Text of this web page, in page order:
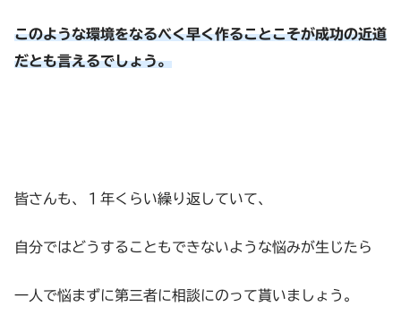
このような環境をなるべく早く作ることこそが成功の近道
だとも言えるでしょう。
皆さんも、１年くらい繰り返していて、
自分ではどうすることもできないような悩みが生じたら
一人で悩まずに第三者に相談にのって貰いましょう。